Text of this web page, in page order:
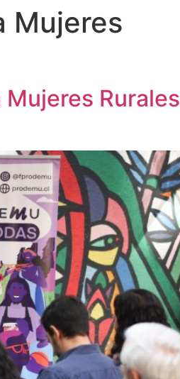
Mujeres
Rurales